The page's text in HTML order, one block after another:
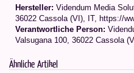
Hersteller: Videndum Media
36022 Cassola (VI), IT, https://
Verantwortliche Person:
Valsugana 100, 36022 Cassola
Ähnliche Artikel